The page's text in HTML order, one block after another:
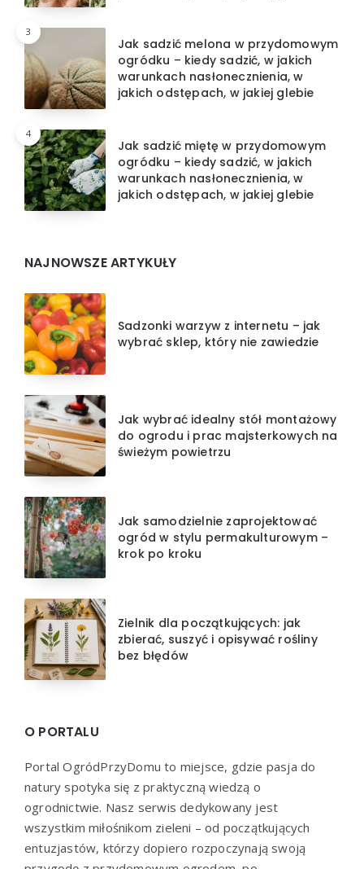
3
Jak sadzić melona w przydomowym
ogródku – kiedy sadzić, w jakich
warunkach nasłonecznienia, w
jakich odstępach, w jakiej glebie
4
Jak sadzić miętę w przydomowym
ogródku – kiedy sadzić, w jakich
warunkach nasłonecznienia, w
jakich odstępach, w jakiej glebie
NAJNOWSZE ARTYKUŁY
Sadzonki warzyw z internetu – jak
wybrać sklep, który nie zawiedzie
Jak wybrać idealny stół montażowy
do ogrodu i prac majsterkowych na
świeżym powietrzu
Jak samodzielnie zaprojektować
ogród w stylu permakulturowym –
krok po kroku
Zielnik dla początkujących: jak
zbierać, suszyć i opisywać rośliny
bez błędów
O PORTALU
Portal OgródPrzyDomu to miejsce, gdzie pasja do
natury spotyka się z praktyczną wiedzą o
ogrodnictwie. Nasz serwis dedykowany jest
wszystkim miłośnikom zieleni – od początkujących
entuzjastów, którzy dopiero rozpoczynają swoją